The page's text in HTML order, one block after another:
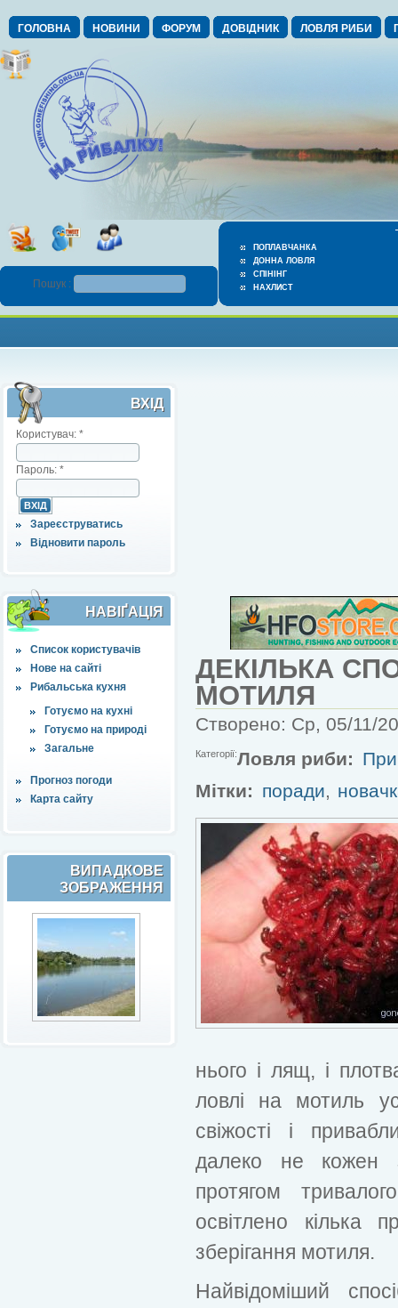
ГОЛОВНА НОВИНИ ФОРУМ ДОВІДНИК ЛОВЛЯ РИБИ
ПОПЛАВЧАНКА
ДОННА ЛОВЛЯ
СПІНІНГ
НАХЛИСТ
Пошук :
ВХІД
Користувач: *
Пароль: *
Зареєструватись
Відновити пароль
НАВІҐАЦІЯ
Список користувачів
Нове на сайті
Рибальська кухня
Готуємо на кухні
Готуємо на природі
Загальне
Прогноз погоди
Карта сайту
ВИПАДКОВЕ
ЗОБРАЖЕННЯ
ДЕКІЛЬКА
МОТИЛЯ
Створено: Ср, 05/11/
Категорії:Ловля риби:
Мітки: поради,
нього і лящ, і
ловлі на мотиль
свіжості і
далеко не
протягом
освітлено кілька
зберігання мотиля.
Найвідоміший